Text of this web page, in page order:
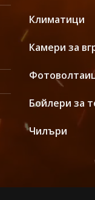
Климатици
Камери за
Бойлери за
Чилъри